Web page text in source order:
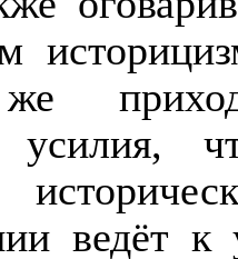
усилия,
ведёт к